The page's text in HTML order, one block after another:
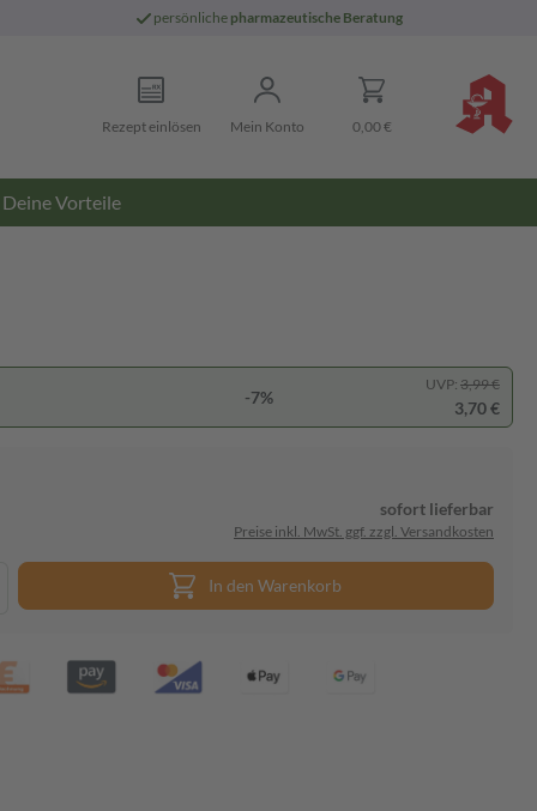
persönliche pharmazeutische Beratung
Rezept einlösen Mein Konto 0,00 €
Deine Vorteile
-7%
UVP: 3,99 €
3,70 €
sofort lieferbar
Preise inkl. MwSt. ggf. zzgl. Versandkosten
In den Warenkorb